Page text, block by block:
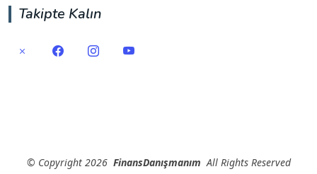
Takipte Kalın
© Copyright2026 FinansDanışmanım All Rights Reserved